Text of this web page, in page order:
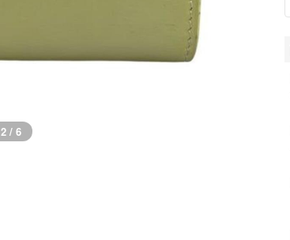
2 / 6